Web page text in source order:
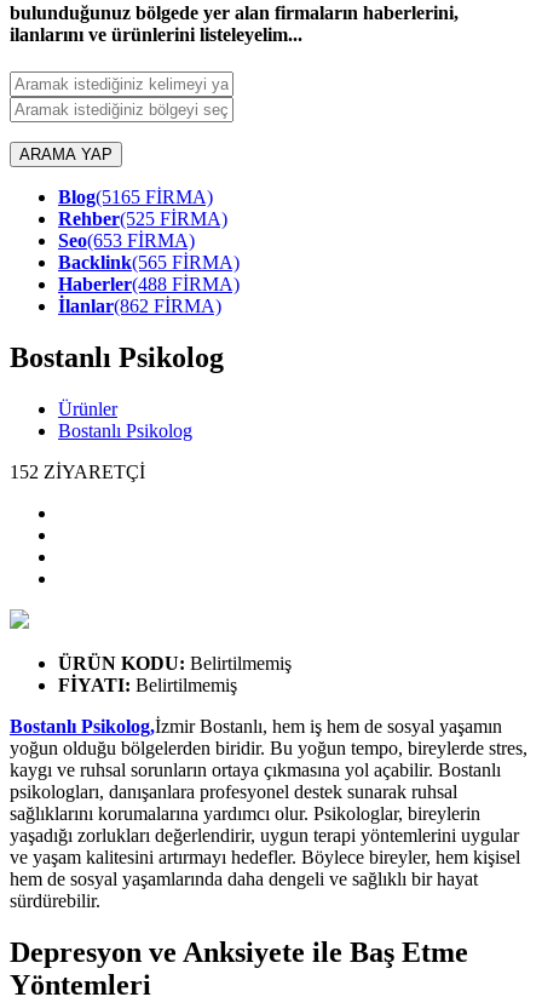
bulunduğunuz bölgede yer alan firmaların haberlerini,
ilanlarını ve ürünlerini listeleyelim...
ARAMA YAP
Blog(5165 FİRMA)
Rehber(525 FİRMA)
Seo(653 FİRMA)
Backlink(565 FİRMA)
Haberler(488 FİRMA)
İlanlar(862 FİRMA)
Bostanlı Psikolog
Ürünler
Bostanlı Psikolog
152 ZİYARETÇİ
ÜRÜN KODU: Belirtilmemiş
FİYATI: Belirtilmemiş
Bostanlı Psikolog,İzmir Bostanlı, hem iş hem de sosyal yaşamın
yoğun olduğu bölgelerden biridir. Bu yoğun tempo, bireylerde stres,
kaygı ve ruhsal sorunların ortaya çıkmasına yol açabilir. Bostanlı
psikologları, danışanlara profesyonel destek sunarak ruhsal
sağlıklarını korumalarına yardımcı olur. Psikologlar, bireylerin
yaşadığı zorlukları değerlendirir, uygun terapi yöntemlerini uygular
ve yaşam kalitesini artırmayı hedefler. Böylece bireyler, hem kişisel
hem de sosyal yaşamlarında daha dengeli ve sağlıklı bir hayat
sürdürebilir.
Depresyon ve Anksiyete ile Baş Etme
Yöntemleri